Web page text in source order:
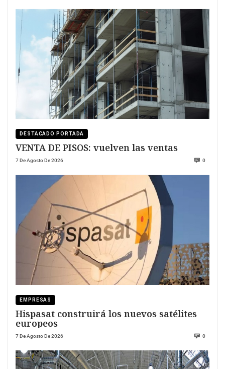
DESTACADO PORTADA
VENTA DE PISOS: vuelven las ventas
7 De Agosto De 2026 0
EMPRESAS
Hispasat construirá los nuevos satélites
europeos
7 De Agosto De 2026 0